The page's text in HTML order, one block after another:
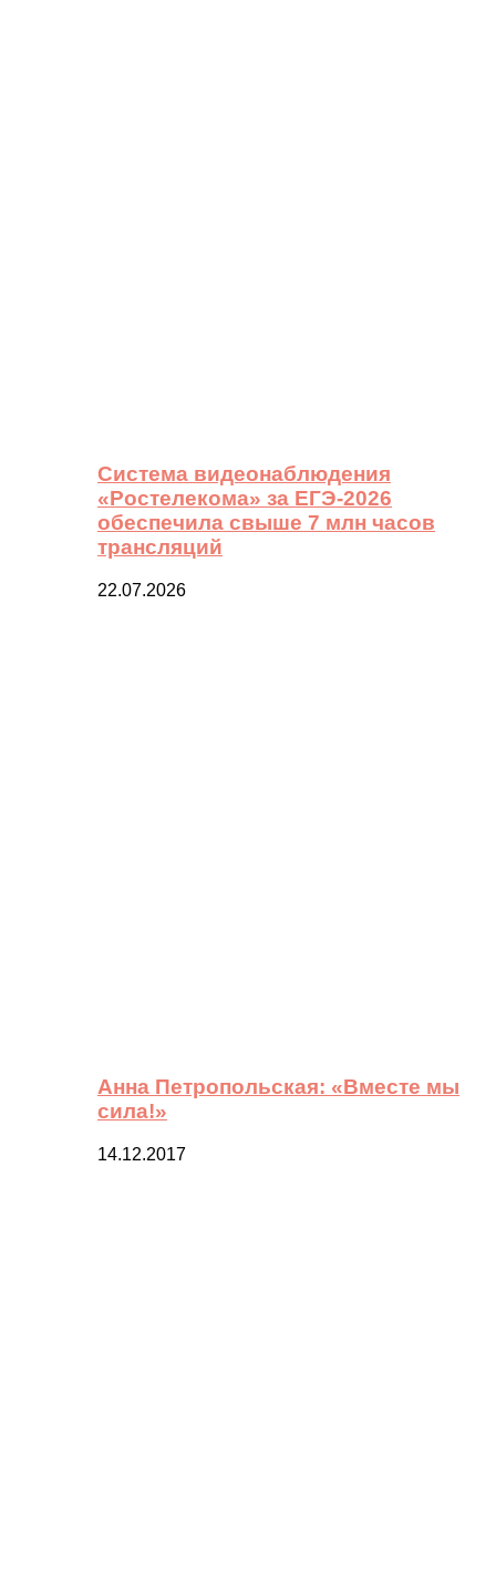
Система видеонаблюдения
«Ростелекома» за ЕГЭ-2026
обеспечила свыше 7 млн часов
трансляций
22.07.2026
Анна Петропольская: «Вместе мы
сила!»
14.12.2017